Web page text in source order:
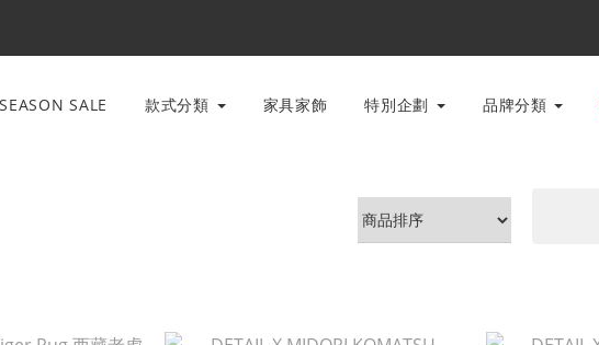
SEASON SALE 款式分類 家具家飾 特別企劃 品牌分類